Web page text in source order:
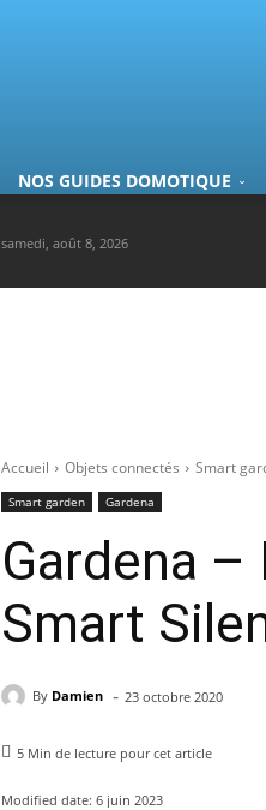
NOS GUIDES DOMOTIQUE
samedi, août 8, 2026
Accueil Objets connectés Smart
Smart garden Gardena
Gardena
Smart
By Damien - 23 octobre 2020
5 Min de lecture pour cet article
Modified date: 6 juin 2023